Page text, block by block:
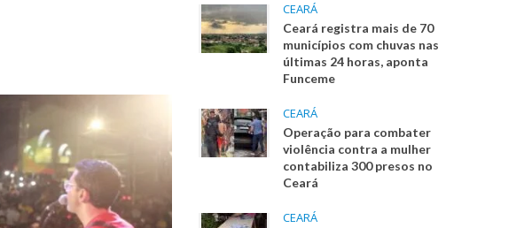
CEARÁ
Ceará registra mais de 70
municípios com chuvas nas
últimas 24 horas, aponta
Funceme
CEARÁ
Operação para combater
violência contra a mulher
contabiliza 300 presos no
Ceará
CEARÁ